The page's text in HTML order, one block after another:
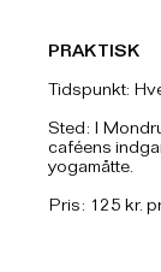
PRAKTISK
Tidspunkt:
Sted: I
caféens
yogamåtte.
Pris: 125 kr.